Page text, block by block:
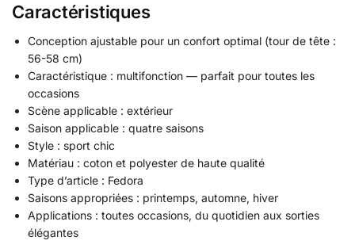
Caractéristiques
Conception ajustable pour un confort optimal (tour de tête :
56-58 cm)
Caractéristique : multifonction — parfait pour toutes les
occasions
Scène applicable : extérieur
Saison applicable : quatre saisons
Style : sport chic
Matériau : coton et polyester de haute qualité
Type d’article : Fedora
Saisons appropriées : printemps, automne, hiver
Applications : toutes occasions, du quotidien aux sorties
élégantes